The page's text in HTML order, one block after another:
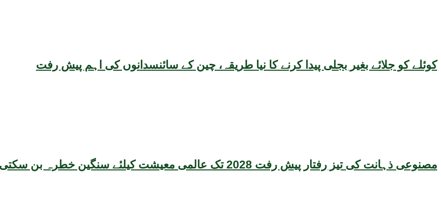
کوئلے کو جلائے بغیر بجلی پیدا کرنے کا نیا طریقہ، چین کے سائنسدانوں کی اہم پیش رفت
مصنوعی ذہانت کی تیز رفتار پیش رفت 2028 تک عالمی معیشت کیلئے سنگین خطرہ بن سکتی ہے، نئی تحقیق کا انتباہ